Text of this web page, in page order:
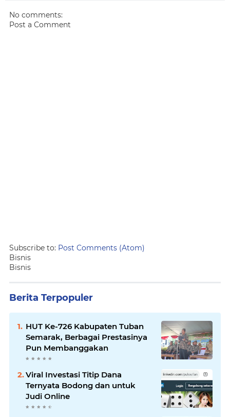
No comments:
Post a Comment
Subscribe to: Post Comments (Atom)
Bisnis
Bisnis
Berita Terpopuler
HUT Ke-726 Kabupaten Tuban
Semarak, Berbagai Prestasinya
Pun Membanggakan
Viral Investasi Titip Dana
Ternyata Bodong dan untuk
Judi Online